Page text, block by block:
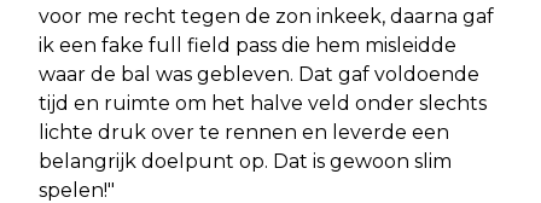
voor me recht tegen de zon inkeek, daarna gaf
ik een fake full field pass die hem misleidde
waar de bal was gebleven. Dat gaf voldoende
tijd en ruimte om het halve veld onder slechts
lichte druk over te rennen en leverde een
belangrijk doelpunt op. Dat is gewoon slim
spelen!"